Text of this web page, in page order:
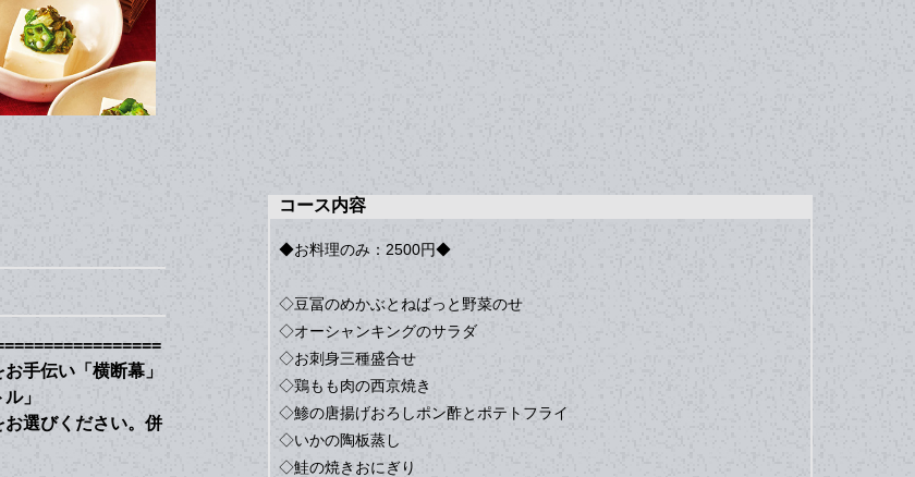
手伝い「横断幕」
」
選びください。併
コース内容
◆お料理のみ：2500円◆
◇豆冨のめかぶとねばっと野菜のせ
◇オーシャンキングのサラダ
◇お刺身三種盛合せ
◇鶏もも肉の西京焼き
◇鯵の唐揚げおろしポン酢とポテトフライ
◇いかの陶板蒸し
◇鮭の焼きおにぎり